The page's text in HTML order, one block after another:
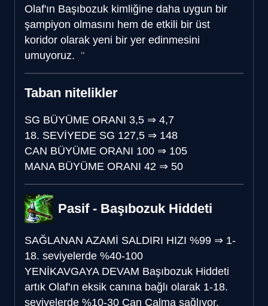
Olaf'ın Başıbozuk kimliğine daha uygun bir
şampiyon olmasını hem de etkili bir üst
koridor olarak yeni bir yer edinmesini
umuyoruz.
Taban nitelikler
SG BÜYÜME ORANI 3,5 ⇒ 4,7
18. SEVİYEDE SG 127,5 ⇒ 148
CAN BÜYÜME ORANI 100 ⇒ 105
MANA BÜYÜME ORANI 42 ⇒ 50
Pasif - Başıbozuk Hiddeti
SAĞLANAN AZAMİ SALDIRI HIZI %99 ⇒ 1-
18. seviyelerde %40-100
YENİKAVGAYA DEVAM Başıbozuk Hiddeti
artık Olaf'ın eksik canına bağlı olarak 1-18.
seviyelerde %10-30 Can Çalma sağlıyor.